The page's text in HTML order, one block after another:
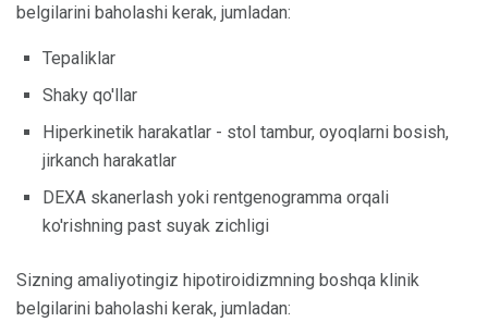
belgilarini baholashi kerak, jumladan:
Tepaliklar
Shaky qo'llar
Hiperkinetik harakatlar - stol tambur, oyoqlarni bosish,
jirkanch harakatlar
DEXA skanerlash yoki rentgenogramma orqali
ko'rishning past suyak zichligi
Sizning amaliyotingiz hipotiroidizmning boshqa klinik
belgilarini baholashi kerak, jumladan: